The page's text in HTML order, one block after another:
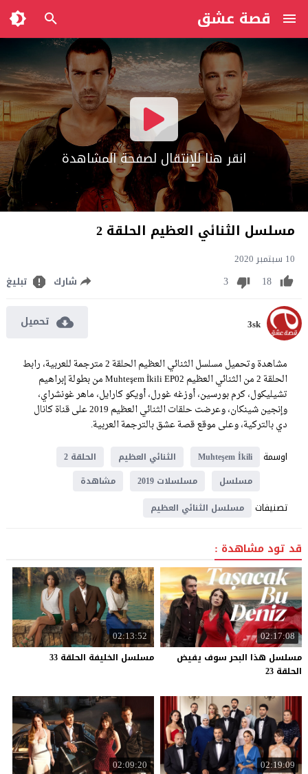
قصة عشق
انقر هنا للإنتقال لصفحة المشاهدة
مسلسل الثنائي العظيم الحلقة 2
10 سبتمبر 2020
18
3 شارك تبليغ
3sk تحميل
مشاهدة وتحميل مسلسل الثنائي العظيم الحلقة 2 مترجمة للعربية، رابط
الحلقة 2 من الثنائي العظيم Muhteşem İkili EP02 من بطولة إبراهيم
تشيليكول، كرم بورسين، أوزغه غورل، أويكو كارايل، ماهر غونشراي،
وإنجين شينكان، وعرضت حلقات الثنائي العظيم 2019 على قناة كانال
دي بالتركية، وعلى موقع قصة عشق بالترجمة العربية.
اوسمة
Muhteşem İkili الثنائي العظيم
الحلقة 2
مسلسل
مسلسلات 2019 مشاهدة
تصنيفات مسلسل الثنائي العظيم
قد تود مشاهدة :
02:17:08
مسلسل هذا البحر سوف يفيض
الحلقة 23
02:13:52
مسلسل الخليفة الحلقة 33
02:19:09
02:09:20